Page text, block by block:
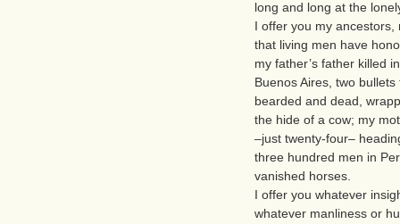
long and long at the
I offer you my
that living men have
my father’s father killed
Buenos Aires, two
bearded and dead,
the hide of a cow; my
–just twenty-four–
three hundred men in
vanished horses.
I offer you whatever
whatever manliness or